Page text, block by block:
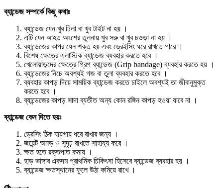
ব্যান্ডেজ সম্পর্কে কিছু কথাঃ
ব্যান্ডেজ যেন খুব ঢিলা বা খুব টাইট না হয় ।
এটি যেন আহত অংশের তুলনায় খুব সরু বা খুব চওড়া না হয় ।
ব্যান্ডেজের কাপর যেন শক্ত হয় এবং ড্রেইসিং ধরে রাখতে পারে ।
বিশেষ ক্ষেত্রে এলাস্টিক ব্যান্ডেজ ব্যবহার করতে হবে ।
খেলোয়াড়দের ক্ষেত্রে গ্রিপ ব্যান্ডেজ (Grip bandage) ব্যবহার করতে হয় ।
ব্যান্ডেজের নিচে অবশ্যই গজ বা তুলা ব্যবহার করতে হবে ।
ব্যবহার কাপড় দিয়ে সাময়িক ব্যান্ডেজ করতে চাইলে অবশ্যই তা জীবানুমুক্ত
করতে হবে ।
ব্যান্ডেজের কাপড় সাদা ব্যতীত অন্য কোন রঙ্গিন কাপড় হওয়া যাবে না ।
ব্যান্ডেজ কেন দিতে হয়ঃ
ড্রেসিং ঠিক যায়গায় ধরে রাখার জন্য ।
জয়েন্ট অনড় ও সুদৃঢ় রাখতে সাহায্য করে ।
ক্ষত হতে রক্তপাত কমায় ।
হাড় ভাঙ্গার একদম প্রাথমিক চিকিৎসা হিসেবে ব্যান্ডেজ ব্যবহার হয় ।
ব্যান্ডেজ ক্ষতস্থানের ফুলে উঠা কমিয়ে রাখে ।